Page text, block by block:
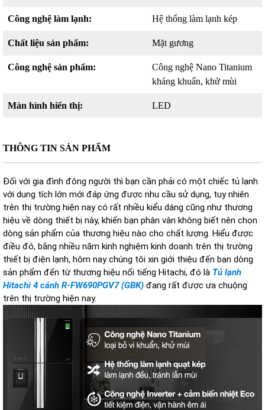
THÔNG TIN SẢN PHẨM
Đối với gia đình đông người thì bạn cần phải có một chiếc tủ lạnh
với dung tích lớn mới đáp ứng được nhu cầu sử dụng, tuy nhiên
trên thị trường hiện nay có rất nhiều kiểu dáng cũng như thương
hiệu về dòng thiết bị này, khiến bạn phân vân không biết nên chọn
dòng sản phẩm của thương hiệu nào cho chất lượng. Hiểu được
điều đó, bằng nhiều năm kinh nghiệm kinh doanh trên thị trường
thiết bị điện lạnh, hôm nay chúng tôi xin giới thiệu đến bạn dòng
sản phẩm đến từ thương hiệu nổi tiếng Hitachi, đó là Tủ lạnh
Hitachi 4 cánh R-FW690PGV7 (GBK) đang rất được ưa chuộng
trên thị trường hiện nay.
Công nghệ làm lạnh: Hệ thống làm lạnh kép
Chất liệu sản phẩm: Mặt gương
Công nghệ sản phẩm:
Công nghệ Nano Titanium
kháng khuẩn, khử mùi
Màn hình hiển thị: LED